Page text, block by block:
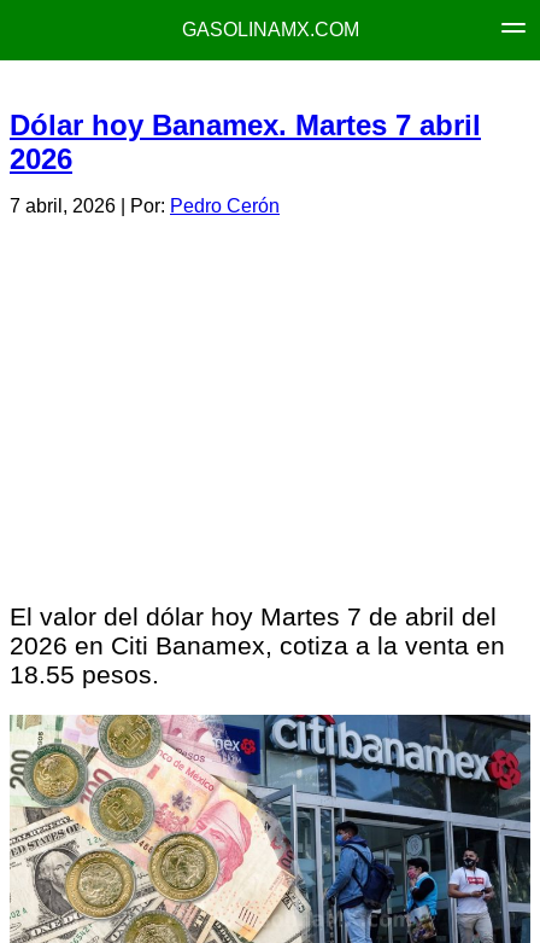
GASOLINAMX.COM
Dólar hoy Banamex. Martes 7 abril
2026
7 abril, 2026 | Por: Pedro Cerón
El valor del dólar hoy Martes 7 de abril del
2026 en Citi Banamex, cotiza a la venta en
18.55 pesos.